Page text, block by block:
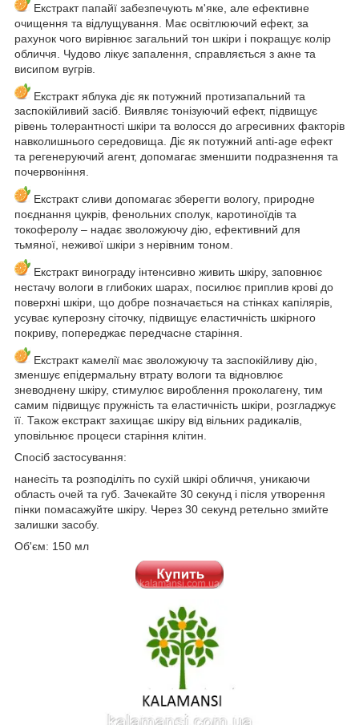
Екстракт папайї забезпечують м'яке, але ефективне
очищення та відлущування. Має освітлюючий ефект, за
рахунок чого вирівнює загальний тон шкіри і покращує колір
обличчя. Чудово лікує запалення, справляється з акне та
висипом вугрів.
Екстракт яблука діє як потужний протизапальний та
заспокійливий засіб. Виявляє тонізуючий ефект, підвищує
рівень толерантності шкіри та волосся до агресивних факторів
навколишнього середовища. Діє як потужний anti-age ефект
та регенеруючий агент, допомагає зменшити подразнення та
почервоніння.
Екстракт сливи допомагає зберегти вологу, природне
поєднання цукрів, фенольних сполук, каротиноїдів та
токоферолу – надає зволожуючу дію, ефективний для
тьмяної, неживої шкіри з нерівним тоном.
Екстракт винограду інтенсивно живить шкіру, заповнює
нестачу вологи в глибоких шарах, посилює приплив крові до
поверхні шкіри, що добре позначається на стінках капілярів,
усуває куперозну сіточку, підвищує еластичність шкірного
покриву, попереджає передчасне старіння.
Екстракт камелії має зволожуючу та заспокійливу дію,
зменшує епідермальну втрату вологи та відновлює
зневоднену шкіру, стимулює вироблення проколагену, тим
самим підвищує пружність та еластичність шкіри, розгладжує
її. Також екстракт захищає шкіру від вільних радикалів,
уповільнює процеси старіння клітин.
Спосіб застосування:
нанесіть та розподіліть по сухій шкірі обличчя, уникаючи
область очей та губ. Зачекайте 30 секунд і після утворення
пінки помасажуйте шкіру. Через 30 секунд ретельно змийте
залишки засобу.
Об'єм: 150 мл